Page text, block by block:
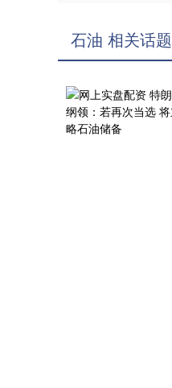
石油 相关话题